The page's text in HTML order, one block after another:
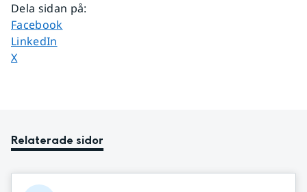
Dela sidan på:
Dela sidan på
Facebook
Dela sidan på
LinkedIn
Dela sidan på
X
Relaterade sidor